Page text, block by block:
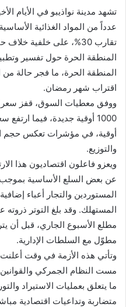
تشهد مدينة نواذيبو في الأيام
عدداً من المواد الغذائية
تقارب 30%، على خلفية
المنطقة الحرة حول تفسير
المنطقة الحرة، ما فجر حالة
اقتراب شهر رمضان.
أوقية، في مؤشرات تعكس حجم
والتوزيع.
ويعزو فاعلون اقتصاديون هذا
عن بعض السلع الأساسية بموجب
المستوردين والتجار أعباء
المستهلك. وقد بلغ التوتر
مطلع الأسبوع الجاري، قبل أن
مطوّل مع السلطات الإدارية.
وتأتي هذه الأزمة في وقت
مست النظام الجمركي
ما يتعلق بعمليات الاستيراد
متضاربة وتداعيات اقتصادية